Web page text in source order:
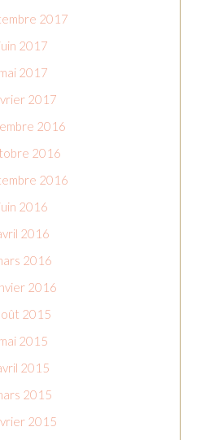
2017
juin 2017
mai 2017
2017
2016
2016
2016
juin 2016
2016
2016
2016
2015
mai 2015
2015
2015
2015